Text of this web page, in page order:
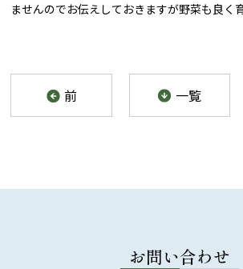
ませんのでお伝えしておきますが野菜も良く
前 一覧
お問い合わせ